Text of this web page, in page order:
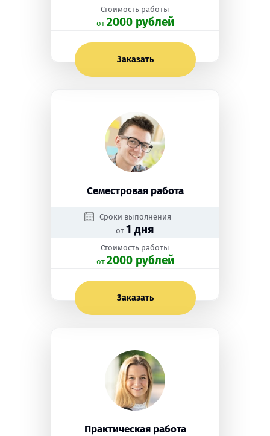
Стоимость работы
oт 2000 рублей
Заказать
Семестровая работа
Сроки выполнения
от 1 дня
Стоимость работы
oт 2000 рублей
Заказать
Практическая работа